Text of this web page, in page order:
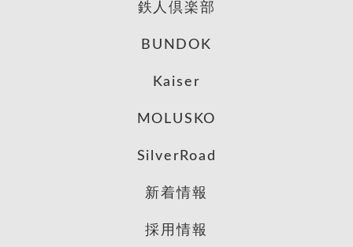
鉄人倶楽部
BUNDOK
Kaiser
MOLUSKO
SilverRoad
新着情報
採用情報